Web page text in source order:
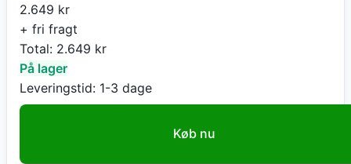
2.649 kr
+ fri fragt
Total: 2.649 kr
På lager
Leveringstid: 1-3 dage
Køb nu